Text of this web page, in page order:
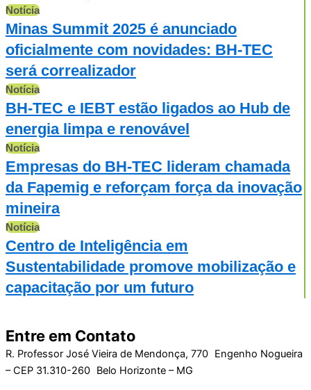
Notícia
Minas Summit 2025 é anunciado
oficialmente com novidades: BH-TEC
será correalizador
Notícia
BH-TEC e IEBT estão ligados ao Hub de
energia limpa e renovável
Notícia
Empresas do BH-TEC lideram chamada
da Fapemig e reforçam força da inovação
mineira
Notícia
Centro de Inteligência em
Sustentabilidade promove mobilização e
capacitação por um futuro
Entre em Contato
R. Professor José Vieira de Mendonça, 770 Engenho Nogueira
– CEP 31.310-260 Belo Horizonte – MG